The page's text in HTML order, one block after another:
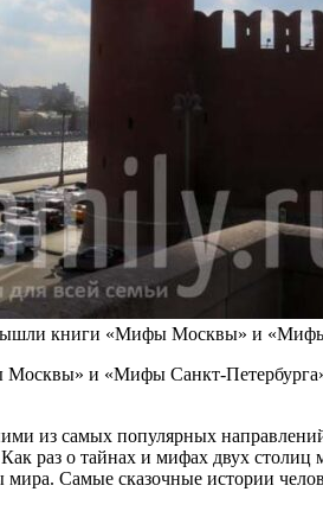
книги «Мифы Москвы» и
и «Мифы Санкт-
из самых популярных
раз о тайнах и мифах двух
Самые сказочные истории